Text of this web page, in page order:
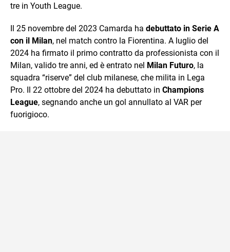
tre in Youth League.
Il 25 novembre del 2023 Camarda ha debuttato in Serie A
con il Milan, nel match contro la Fiorentina. A luglio del
2024 ha firmato il primo contratto da professionista con il
Milan, valido tre anni, ed è entrato nel Milan Futuro, la
squadra “riserve” del club milanese, che milita in Lega
Pro. Il 22 ottobre del 2024 ha debuttato in Champions
League, segnando anche un gol annullato al VAR per
fuorigioco.